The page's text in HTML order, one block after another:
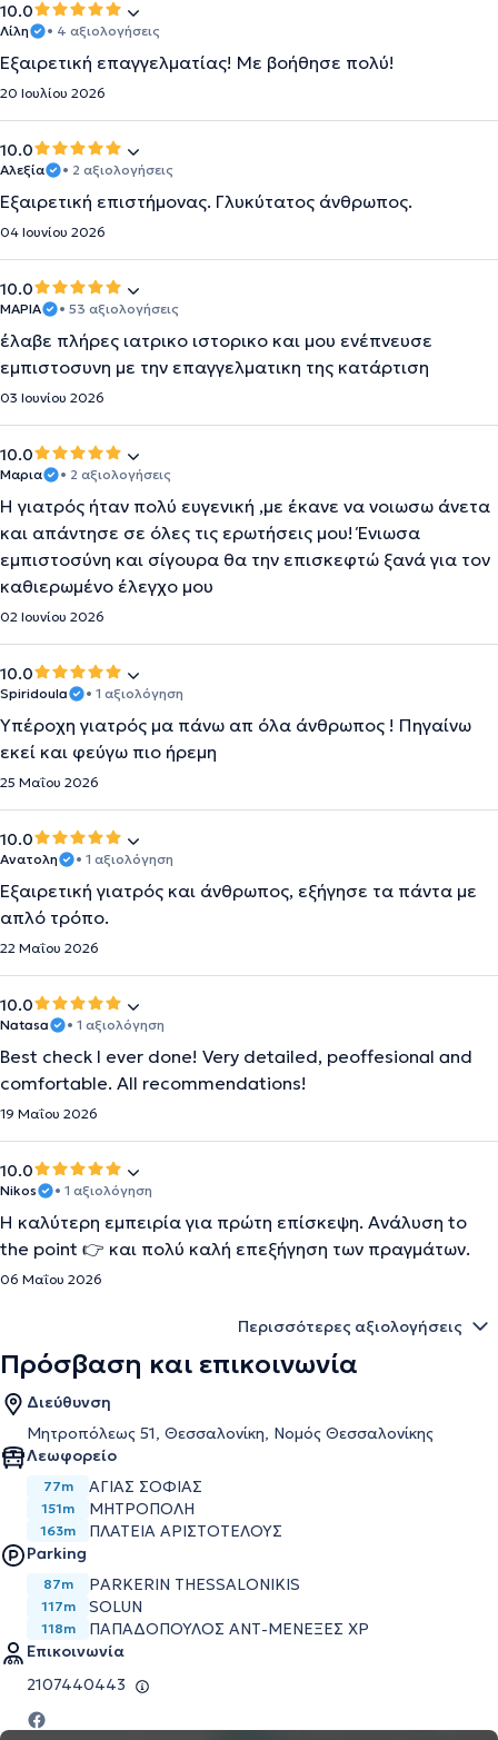
10.0
Λίλη • 4 αξιολογήσεις
Εξαιρετική επαγγελματίας! Με βοήθησε πολύ!
20 Ιουλίου 2026
10.0
Αλεξία • 2 αξιολογήσεις
Εξαιρετική επιστήμονας. Γλυκύτατος άνθρωπος.
04 Ιουνίου 2026
10.0
ΜΑΡΙΑ • 53 αξιολογήσεις
έλαβε πλήρες ιατρικο ιστορικο και μου ενέπνευσε
εμπιστοσυνη με την επαγγελματικη της κατάρτιση
03 Ιουνίου 2026
10.0
Μαρια • 2 αξιολογήσεις
Η γιατρός ήταν πολύ ευγενική ,με έκανε να νοιωσω άνετα
και απάντησε σε όλες τις ερωτήσεις μου! Ένιωσα
εμπιστοσύνη και σίγουρα θα την επισκεφτώ ξανά για τον
καθιερωμένο έλεγχο μου
02 Ιουνίου 2026
10.0
Spiridoula • 1 αξιολόγηση
Υπέροχη γιατρός μα πάνω απ όλα άνθρωπος ! Πηγαίνω
εκεί και φεύγω πιο ήρεμη
25 Μαΐου 2026
10.0
Ανατολη • 1 αξιολόγηση
Εξαιρετική γιατρός και άνθρωπος, εξήγησε τα πάντα με
απλό τρόπο.
22 Μαΐου 2026
10.0
Natasa • 1 αξιολόγηση
Best check I ever done! Very detailed, peoffesional and
comfortable. All recommendations!
19 Μαΐου 2026
10.0
Nikos • 1 αξιολόγηση
Η καλύτερη εμπειρία για πρώτη επίσκεψη. Ανάλυση to
the point 👉 και πολύ καλή επεξήγηση των πραγμάτων.
06 Μαΐου 2026
Περισσότερες αξιολογήσεις
Πρόσβαση και επικοινωνία
Διεύθυνση
Μητροπόλεως 51, Θεσσαλονίκη, Νομός Θεσσαλονίκης
Λεωφορείο
77m ΑΓΙΑΣ ΣΟΦΙΑΣ
151m ΜΗΤΡΟΠΟΛΗ
163m
ΠΛΑΤΕΙΑ ΑΡΙΣΤΟΤΕΛΟΥΣ
Parking
87m PARKERIN THESSALONIKIS
117m SOLUN
118m
ΠΑΠΑΔΟΠΟΥΛΟΣ ΑΝΤ-ΜΕΝΕΞΕΣ ΧΡ
Επικοινωνία
2107440443